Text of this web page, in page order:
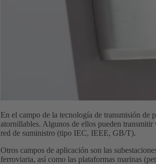
En el campo de la tecnología de transmisión de
atornillables. Algunos de ellos pueden transmitir
red de suministro (tipo IEC, IEEE, GB/T).
Otros campos de aplicación son las
ferroviaria, así como las plataformas marinas